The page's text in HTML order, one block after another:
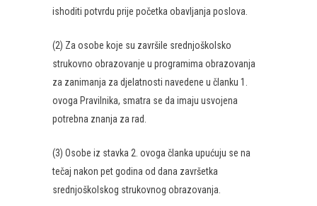
ishoditi potvrdu prije početka obavljanja poslova.
(2) Za osobe koje su završile srednjoškolsko
strukovno obrazovanje u programima obrazovanja
za zanimanja za djelatnosti navedene u članku 1.
ovoga Pravilnika, smatra se da imaju usvojena
potrebna znanja za rad.
(3) Osobe iz stavka 2. ovoga članka upućuju se na
tečaj nakon pet godina od dana završetka
srednjoškolskog strukovnog obrazovanja.